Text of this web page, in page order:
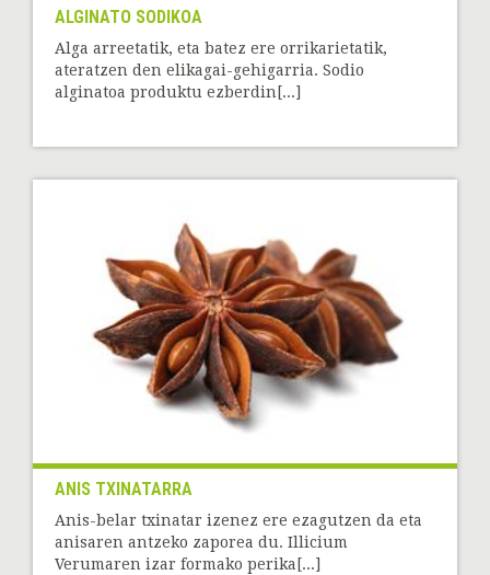
ALGINATO SODIKOA
Alga arreetatik, eta batez ere orrikarietatik,
ateratzen den elikagai-gehigarria. Sodio
alginatoa produktu ezberdin[...]
ANIS TXINATARRA
Anis-belar txinatar izenez ere ezagutzen da eta
anisaren antzeko zaporea du. Illicium
Verumaren izar formako perika[...]